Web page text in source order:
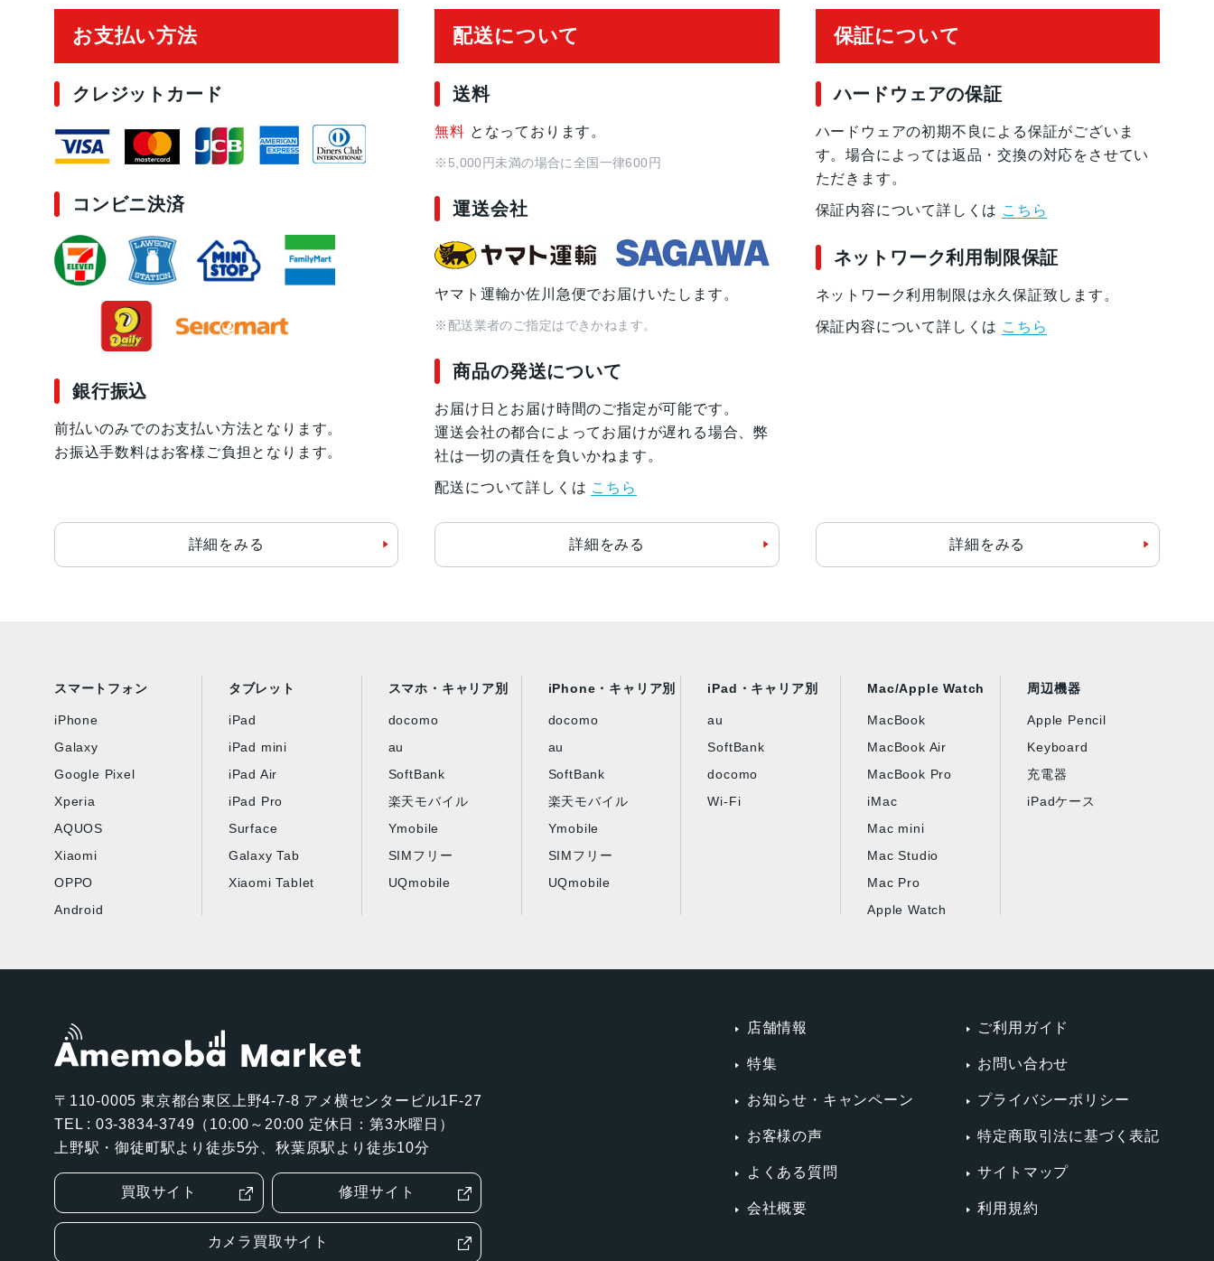
ブラック、ホワイト、レッド
サイズ・重さ
アウトカメラ
インカメラ 約500万画素
バッテリー容量 4000ｍAh
発売日 2022年10月27日
お支払い方法
クレジットカード
コンビニ決済
銀行振込
前払いのみでのお支払い方法となります。
お振込手数料はお客様ご負担となります。
詳細をみる
配送について
送料
無料 となっております。
※5,000円未満の場合に全国一律600円
運送会社
ヤマト運輸か佐川急便でお届けいたします。
※配送業者のご指定はできかねます。
商品の発送について
お届け日とお届け時間のご指定が可能です。
運送会社の都合によってお届けが遅れる場合、弊
社は一切の責任を負いかねます。
配送について詳しくは こちら
詳細をみる
保証について
ハードウェアの保証
ハードウェアの初期不良による保証がございま
す。場合によっては返品・交換の対応をさせてい
ただきます。
保証内容について詳しくは こちら
ネットワーク利用制限保証
ネットワーク利用制限は永久保証致します。
保証内容について詳しくは こちら
詳細をみる
スマートフォン
iPhone
Galaxy
Google Pixel
Xperia
AQUOS
Xiaomi
OPPO
Android
タブレット
iPad
iPad mini
iPad Air
iPad Pro
Surface
Galaxy Tab
Xiaomi Tablet
スマホ・キャリア別
docomo
au
SoftBank
楽天モバイル
Ymobile
SIMフリー
UQmobile
iPhone・キャリア別
docomo
au
SoftBank
楽天モバイル
Ymobile
SIMフリー
UQmobile
iPad・キャリア別
au
SoftBank
docomo
Wi-Fi
Mac/Apple Watch
MacBook
MacBook Air
MacBook Pro
iMac
Mac mini
Mac Studio
Mac Pro
Apple Watch
周辺機器
Apple Pencil
Keyboard
充電器
iPadケース
〒110-0005 東京都台東区上野4-7-8 アメ横センタービル1F-27
TEL : 03-3834-3749（10:00～20:00 定休日：第3水曜日）
上野駅・御徒町駅より徒歩5分、秋葉原駅より徒歩10分
買取サイト 修理サイト
カメラ買取サイト
店舗情報
特集
お知らせ・キャンペーン
お客様の声
よくある質問
会社概要
ご利用ガイド
お問い合わせ
プライバシーポリシー
特定商取引法に基づく表記
サイトマップ
利用規約